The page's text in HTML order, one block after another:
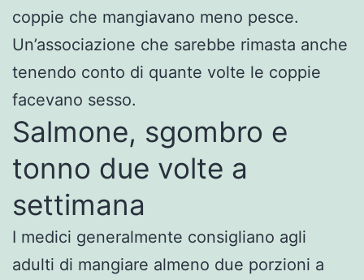
coppie che mangiavano meno pesce.
Un’associazione che sarebbe rimasta anche
tenendo conto di quante volte le coppie
facevano sesso.
Salmone, sgombro e
tonno due volte a
settimana
I medici generalmente consigliano agli
adulti di mangiare almeno due porzioni a